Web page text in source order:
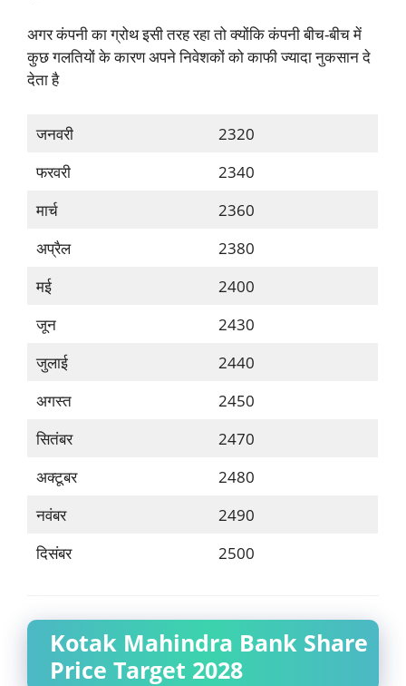
अगर कंपनी का ग्रोथ इसी तरह रहा तो क्योंकि कंपनी बीच-बीच में
कुछ गलतियों के कारण अपने निवेशकों को काफी ज्यादा नुकसान दे
देता है
जनवरी
2320
फरवरी
2340
मार्च
2360
अप्रैल
2380
मई
2400
जून
2430
जुलाई
2440
अगस्त
2450
सितंबर
2470
अक्टूबर
2480
नवंबर
2490
दिसंबर
2500
Kotak Mahindra Bank Share
Price Target 2028